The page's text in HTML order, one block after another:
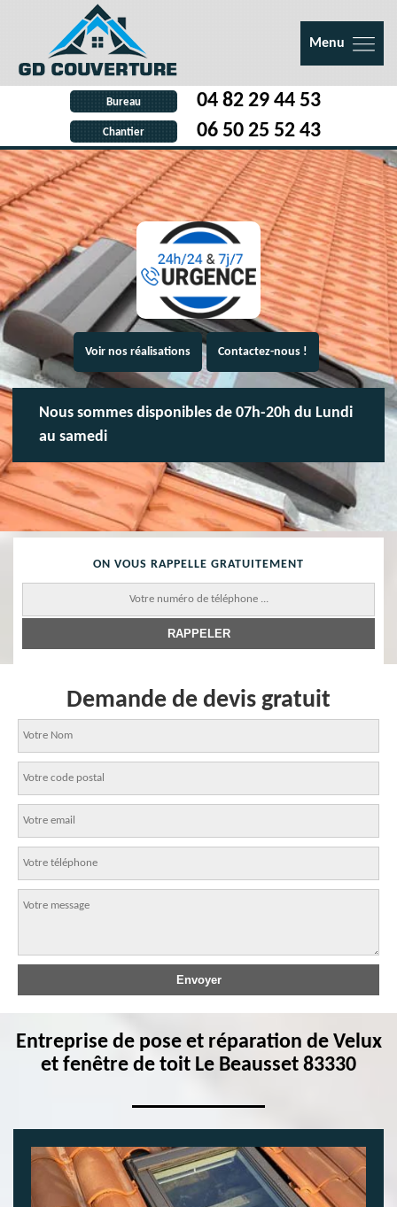
Menu
Bureau 04 82 29 44 53
Chantier 06 50 25 52 43
Voir nos réalisations Contactez-nous !
Nous sommes disponibles de 07h-20h du Lundi
au samedi
ON VOUS RAPPELLE GRATUITEMENT
Demande de devis gratuit
Entreprise de pose et réparation de Velux
et fenêtre de toit Le Beausset 83330